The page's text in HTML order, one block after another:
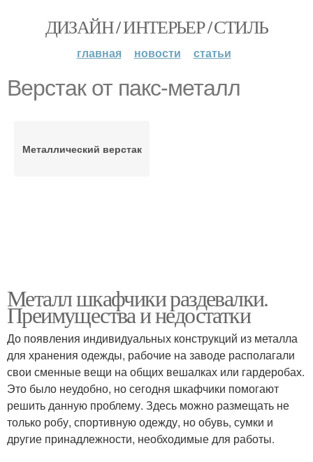
ДИЗАЙН / ИНТЕРЬЕР / СТИЛЬ
главная новости статьи
Верстак от пакс-металл
Металлический верстак
Металл шкафчики раздевалки.
Преимущества и недостатки
До появления индивидуальных конструкций из металла
для хранения одежды, рабочие на заводе располагали
свои сменные вещи на общих вешалках или гардеробах.
Это было неудобно, но сегодня шкафчики помогают
решить данную проблему. Здесь можно размещать не
только робу, спортивную одежду, но обувь, сумки и
другие принадлежности, необходимые для работы.